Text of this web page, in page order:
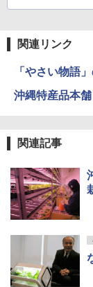
関連リンク
「やさい物語
沖縄特産品本舗
関連記事